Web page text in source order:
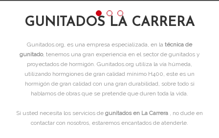
GUNITADOS LA CARRERA
Gunitados.org, es una empresa especializada, en la técnica de
gunitado, tenemos una gran experiencia en el sector de gunitados y
proyectados de hormigón. Gunitados.org utiliza la vía húmeda,
utilizando hormgiones de gran calidad mínimo H400, este es un
hormigón de gran calidad con una gran durabilidad, sobre todo si
hablamos de obras que se pretende que duren toda la vida.
Si usted necesita los servicios de gunitados en La Carrera , no dude en
contactar con nosotros, estaremos encantados de atenderle.